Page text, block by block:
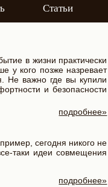
Статьи
в жизни практически
у кого позже назревает
Не важно где вы купили
и безопасности
подробнее»
сегодня никого не
таки идеи совмещения
подробнее»